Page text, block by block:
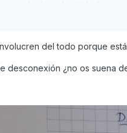
de los discos de freno,
Asi que esas cosillas y
pero si vemos esa
marca (por supuesto con
del todo porque
desconexión ¿no os suena